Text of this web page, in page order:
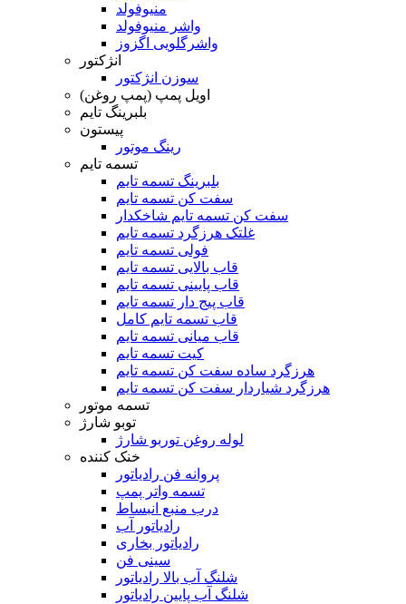
منیوفولد
واشر منیوفولد
واشرگلویی اگزوز
انژکتور
سوزن انژکتور
اویل پمپ (پمپ روغن)
بلبرینگ تایم
پیستون
رینگ موتور
تسمه تایم
بلبرینگ تسمه تایم
سفت کن تسمه تایم
سفت کن تسمه تایم شاخکدار
غلتک هرزگرد تسمه تایم
فولی تسمه تایم
قاب بالایی تسمه تایم
قاب پایینی تسمه تایم
قاب پیج دار تسمه تایم
قاب تسمه تایم کامل
قاب میانی تسمه تایم
کیت تسمه تایم
هرزگرد ساده سفت کن تسمه تایم
هرزگرد شیاردار سفت کن تسمه تایم
تسمه موتور
توبو شارژ
لوله روغن توربو شارژ
خنک کننده
پروانه فن رادیاتور
تسمه واتر پمپ
درب منبع انبساط
رادیاتور آب
رادیاتور بخاری
سینی فن
شلنگ آب بالا رادیاتور
شلنگ آب پایین رادیاتور